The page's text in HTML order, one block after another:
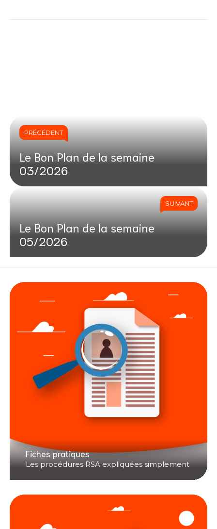
PRÉCÉDENT
Le Bon Plan de la semaine
03/2026
SUIVANT
Le Bon Plan de la semaine
05/2026
Fiches pratiques
Les procédures RSA expliquées simplement